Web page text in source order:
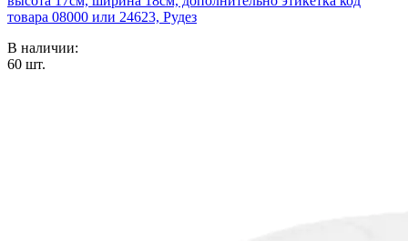
товара 08000 или 24623, Рудез
В наличии:
60 шт.